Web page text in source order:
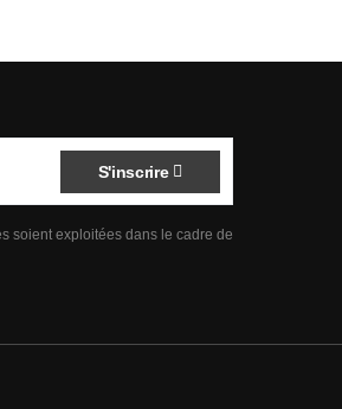
S'inscrire
soient exploitées dans le cadre de